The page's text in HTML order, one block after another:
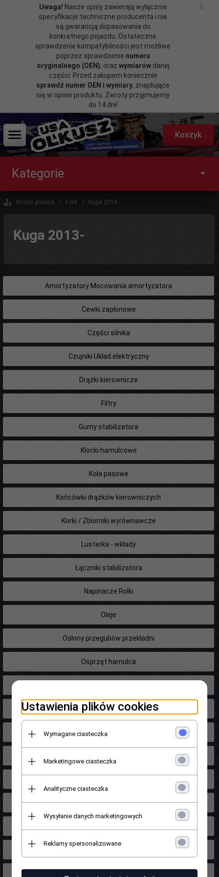
Uwaga! Nasze opisy zawierają wyłącznie
specyfikacje techniczne producenta i nie
są gwarancją dopasowania do
konkretnego pojazdu. Ostateczne
sprawdzenie kompatybilności jest możliwe
poprzez sprawdzenie numeru
oryginalnego (OEN), oraz wymiarówdanej
części. Przed zakupem koniecznie
sprawdź numer OEN i wymiary, znajdujące
się w opisie produktu. Zwroty przyjmujemy
do 14 dni!
Koszyk
Kategorie
Strona główna Ford Kuga 2013-
Kuga 2013-
Amortyzatory Mocowania amortyzatora
Cewki zapłonowe
Części silnika
Czujniki Układ elektryczny
Drążki kierownicze
Filtry
Gumy stabilizatora
Klocki hamulcowe
Koła pasowe
Końcówki drążków kierowniczych
Korki / Zbiorniki wyrównawcze
Lusterka - wkłady
Łączniki stabilizatora
Napinacze Rolki
Oleje
Osłony przegubów przekładni
Osprzęt hamulca
Piasty Łożyska kół
Poduszki silnika / skrzyni
Przepustnice powietrza
Ustawienia plików cookies
Wymagane ciasteczka
Marketingowe ciasteczka
Analityczne ciasteczka
Wysyłanie danych marketingowych
Reklamy spersonalizowane